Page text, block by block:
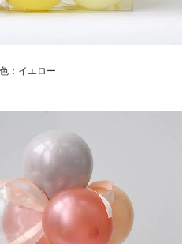
：イエロー